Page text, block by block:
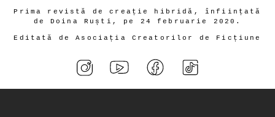
Prima revistă de creație hibridă, înființată
de Doina Ruști, pe 24 februarie 2020.
Editată de Asociația Creatorilor de Ficțiune